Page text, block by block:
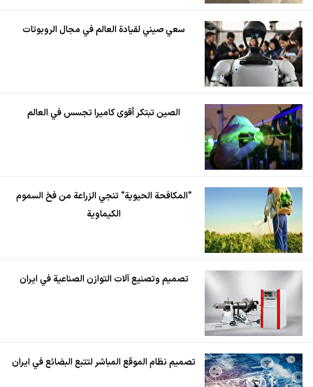
سعي صيني لقيادة العالم في مجال الروبوتات
الصين تبتكر أقوى كاميرا تجسس في العالم
"المكافحة الحيوية" تنجي الزراعة من فخ السموم
الكيماوية
تصميم وتصنيع آلات التوازن الصناعية في ايران
تصميم نظام الموقع المباشر لتتبع البضائع في ايران